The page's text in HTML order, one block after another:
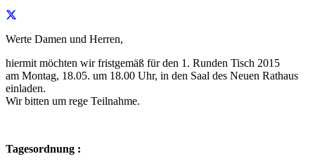
Werte Damen und Herren,
hiermit möchten wir fristgemäß für den 1. Runden Tisch 2015
am Montag, 18.05. um 18.00 Uhr, in den Saal des Neuen Rathaus
einladen.
Wir bitten um rege Teilnahme.
Tagesordnung :